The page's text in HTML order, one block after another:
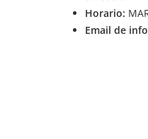
Horario:
Email de